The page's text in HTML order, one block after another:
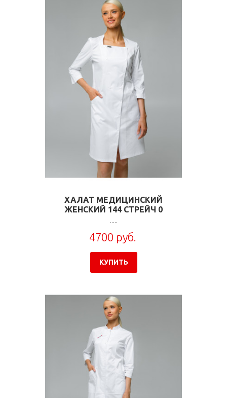
ХАЛАТ МЕДИЦИНСКИЙ
ЖЕНСКИЙ 144 СТРЕЙЧ 0
.....
4700 руб.
КУПИТЬ